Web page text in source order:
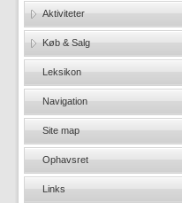
Aktiviteter
Køb & Salg
Leksikon
Navigation
Site map
Ophavsret
Links